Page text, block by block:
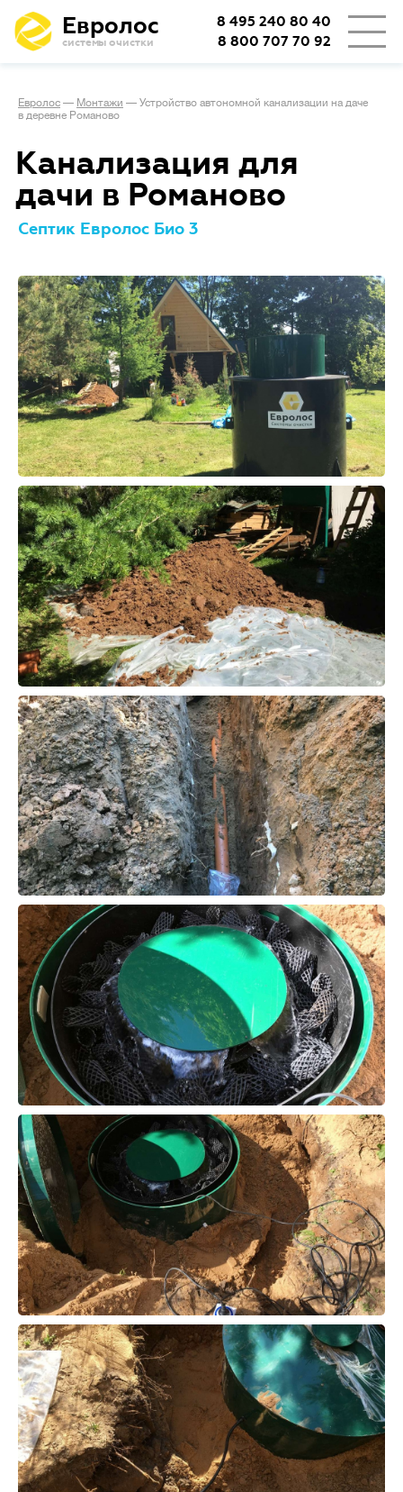
Евролос
системы очистки
8 495 240 80 40
8 800 707 70 92
Евролос — Монтажи — Устройство автономной канализации на даче
в деревне Романово
Канализация для
дачи в Романово
Септик Евролос Био 3